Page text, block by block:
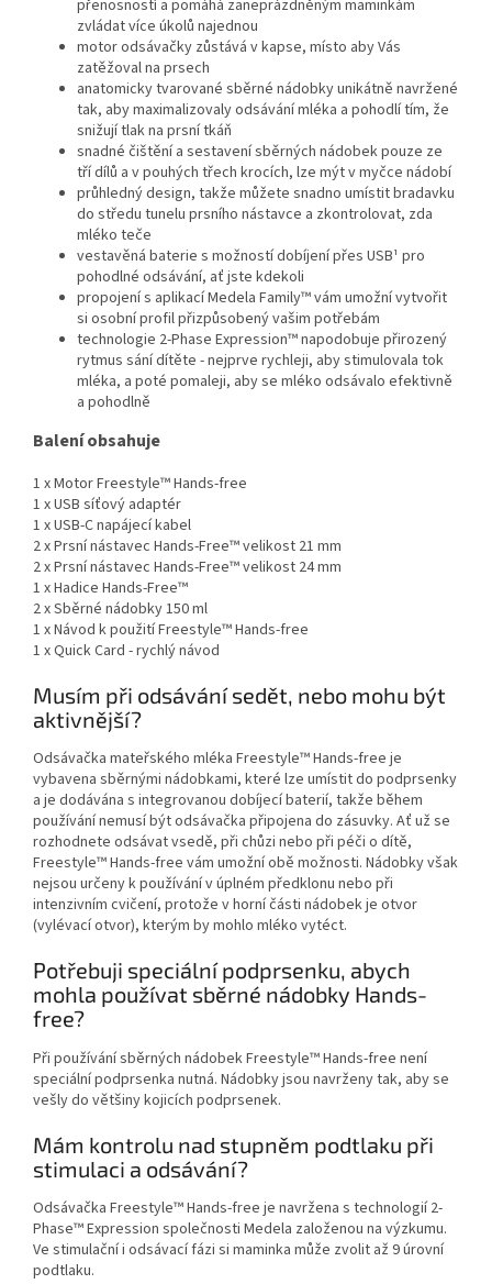
přenosností a pomáhá zaneprázdněným maminkám
zvládat více úkolů najednou
motor odsávačky zůstává v kapse, místo aby Vás
zatěžoval na prsech
anatomicky tvarované sběrné nádobky unikátně navržené
tak, aby maximalizovaly odsávání mléka a pohodlí tím, že
snižují tlak na prsní tkáň
snadné čištění a sestavení sběrných nádobek pouze ze
tří dílů a v pouhých třech krocích, lze mýt v myčce nádobí
průhledný design, takže můžete snadno umístit bradavku
do středu tunelu prsního nástavce a zkontrolovat, zda
mléko teče
vestavěná baterie s možností dobíjení přes USB¹ pro
pohodlné odsávání, ať jste kdekoli
propojení s aplikací Medela Family™ vám umožní vytvořit
si osobní profil přizpůsobený vašim potřebám
technologie 2-Phase Expression™ napodobuje přirozený
rytmus sání dítěte - nejprve rychleji, aby stimulovala tok
mléka, a poté pomaleji, aby se mléko odsávalo efektivně
a pohodlně
Balení obsahuje
1 x Motor Freestyle™ Hands-free
1 x USB síťový adaptér
1 x USB-C napájecí kabel
2 x Prsní nástavec Hands-Free™ velikost 21 mm
2 x Prsní nástavec Hands-Free™ velikost 24 mm
1 x Hadice Hands-Free™
2 x Sběrné nádobky 150 ml
1 x Návod k použití Freestyle™ Hands-free
1 x Quick Card - rychlý návod
Musím při odsávání sedět, nebo mohu být
aktivnější?
Odsávačka mateřského mléka Freestyle™ Hands-free je
vybavena sběrnými nádobkami, které lze umístit do podprsenky
a je dodávána s integrovanou dobíjecí baterií, takže během
používání nemusí být odsávačka připojena do zásuvky. Ať už se
rozhodnete odsávat vsedě, při chůzi nebo při péči o dítě,
Freestyle™ Hands-free vám umožní obě možnosti. Nádobky však
nejsou určeny k používání v úplném předklonu nebo při
intenzivním cvičení, protože v horní části nádobek je otvor
(vylévací otvor), kterým by mohlo mléko vytéct.
Potřebuji speciální podprsenku, abych
mohla používat sběrné nádobky Hands-
free?
Při používání sběrných nádobek Freestyle™ Hands-free není
speciální podprsenka nutná. Nádobky jsou navrženy tak, aby se
vešly do většiny kojicích podprsenek.
Mám kontrolu nad stupněm podtlaku při
stimulaci a odsávání?
Odsávačka Freestyle™ Hands-free je navržena s technologií 2-
Phase™ Expression společnosti Medela založenou na výzkumu.
Ve stimulační i odsávací fázi si maminka může zvolit až 9 úrovní
podtlaku.